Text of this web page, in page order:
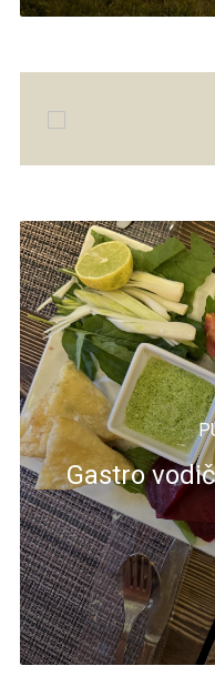
Gastro